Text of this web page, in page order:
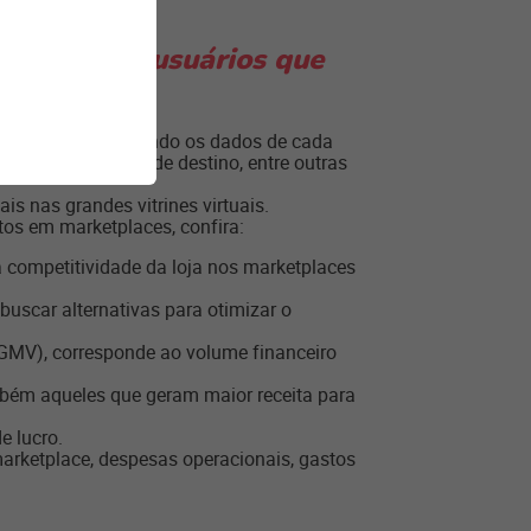
dos usuários que
sociais (mostrando os dados de cada
suas páginas de destino, entre outras
nas grandes vitrines virtuais.
em marketplaces, confira:
da loja nos marketplaces
alternativas para otimizar o
corresponde ao volume financeiro
aqueles que geram maior receita para
lucro.
despesas operacionais, gastos